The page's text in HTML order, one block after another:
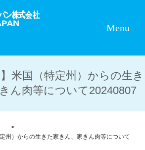
Menu
】米国（特定州）からの生き
ん肉等について20240807
州）からの生きた家きん、家きん肉等について